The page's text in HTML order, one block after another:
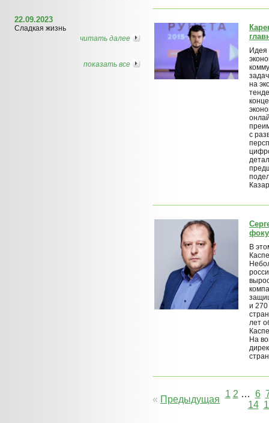
22.09.2023
Сладкая жизнь
читать далее
показать все
Идея
на
с
В
и 270
лет
На
« Предыдущая
1 2 … 6
14